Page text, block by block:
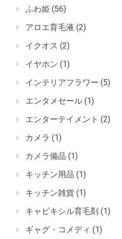
ふわ姫 (56)
アロエ育毛液 (2)
イクオス (2)
イヤホン (1)
インテリアフラワー (5)
エンタメセール (1)
エンターテイメント (2)
カメラ (1)
カメラ備品 (1)
キッチン用品 (1)
キッチン雑貨 (1)
キャピキシル育毛剤 (1)
ギャグ・コメディ (1)